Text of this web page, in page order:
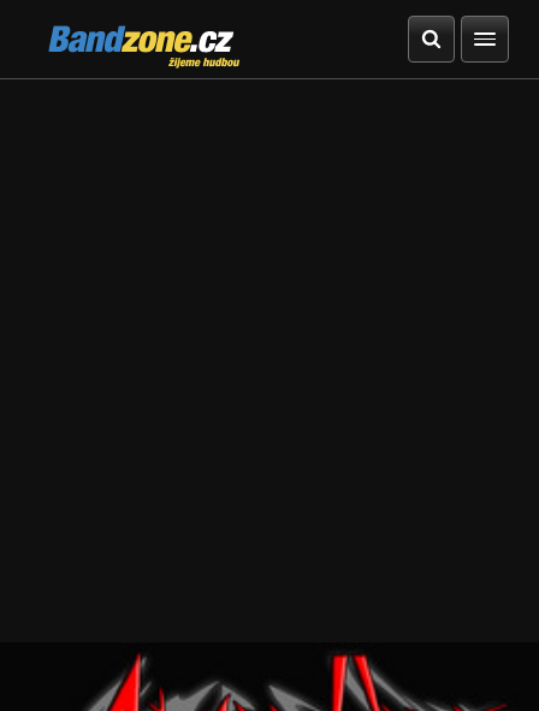
Bandzone.cz
žijeme hudbou